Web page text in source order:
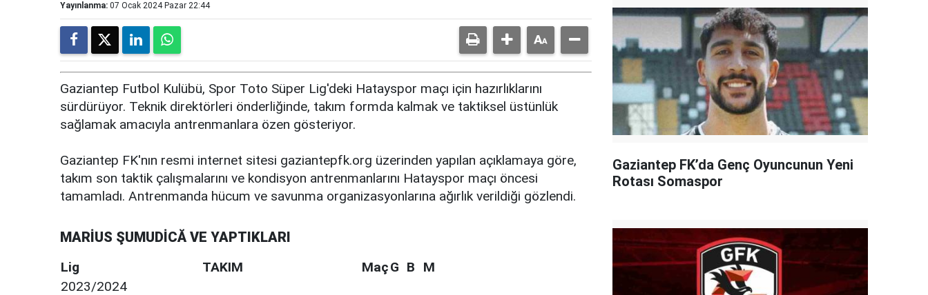
Yayınlanma: 07 Ocak 2024 Pazar 22:44
Gaziantep Futbol Kulübü, Spor Toto Süper Lig'deki Hatayspor maçı için hazırlıklarını
sürdürüyor. Teknik direktörleri önderliğinde, takım formda kalmak ve taktiksel üstünlük
sağlamak amacıyla antrenmanlara özen gösteriyor.
Gaziantep FK'nın resmi internet sitesi gaziantepfk.org üzerinden yapılan açıklamaya göre,
takım son taktik çalışmalarını ve kondisyon antrenmanlarını Hatayspor maçı öncesi
tamamladı. Antrenmanda hücum ve savunma organizasyonlarına ağırlık verildiği gözlendi.
MARİUS ŞUMUDİCĂ VE YAPTIKLARI
Lig TAKIM MaçG B
M
2023/2024
Gaziantep FK’da Genç Oyuncunun Yeni
Rotası Somaspor